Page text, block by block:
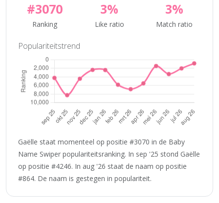
#3070
Ranking
3%
Like ratio
3%
Match ratio
Populariteitstrend
Gaëlle staat momenteel op positie #3070 in de Baby
Name Swiper populariteitsranking. In sep '25 stond Gaëlle
op positie #4246. In aug '26 staat de naam op positie
#864. De naam is gestegen in populariteit.